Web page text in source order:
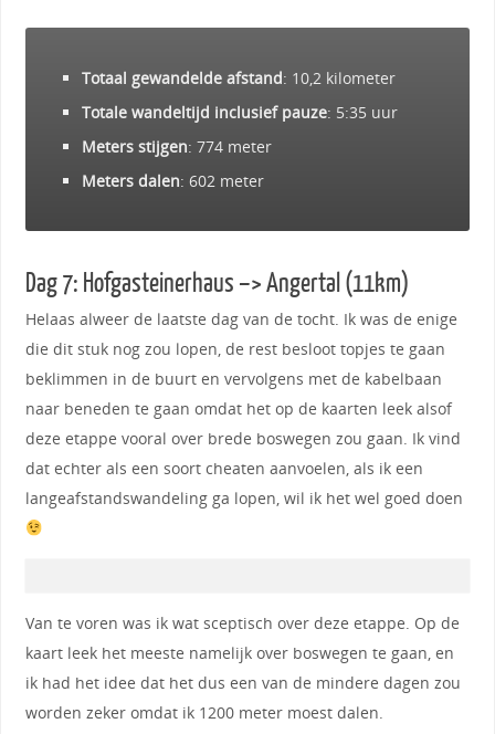
Totaal gewandelde afstand: 10,2 kilometer
Totale wandeltijd inclusief pauze: 5:35 uur
Meters stijgen: 774 meter
Meters dalen: 602 meter
Dag 7: Hofgasteinerhaus –> Angertal (11km)
Helaas alweer de laatste dag van de tocht. Ik was de enige
die dit stuk nog zou lopen, de rest besloot topjes te gaan
beklimmen in de buurt en vervolgens met de kabelbaan
naar beneden te gaan omdat het op de kaarten leek alsof
deze etappe vooral over brede boswegen zou gaan. Ik vind
dat echter als een soort cheaten aanvoelen, als ik een
langeafstandswandeling ga lopen, wil ik het wel goed doen
Van te voren was ik wat sceptisch over deze etappe. Op de
kaart leek het meeste namelijk over boswegen te gaan, en
ik had het idee dat het dus een van de mindere dagen zou
worden zeker omdat ik 1200 meter moest dalen.